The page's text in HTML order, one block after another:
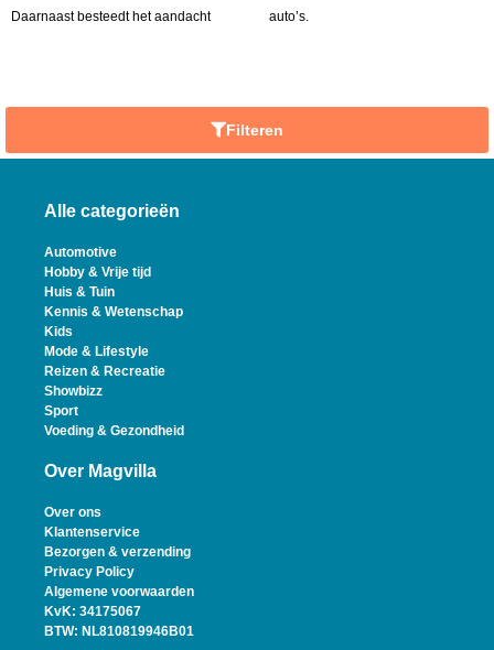
Daarnaast besteedt het aandacht
auto’s.
Filteren
Alle categorieën
Automotive
Hobby & Vrije tijd
Huis & Tuin
Kennis & Wetenschap
Kids
Mode & Lifestyle
Reizen & Recreatie
Showbizz
Sport
Voeding & Gezondheid
Over Magvilla
Over ons
Klantenservice
Bezorgen & verzending
Privacy Policy
Algemene voorwaarden
KvK: 34175067
BTW: NL810819946B01